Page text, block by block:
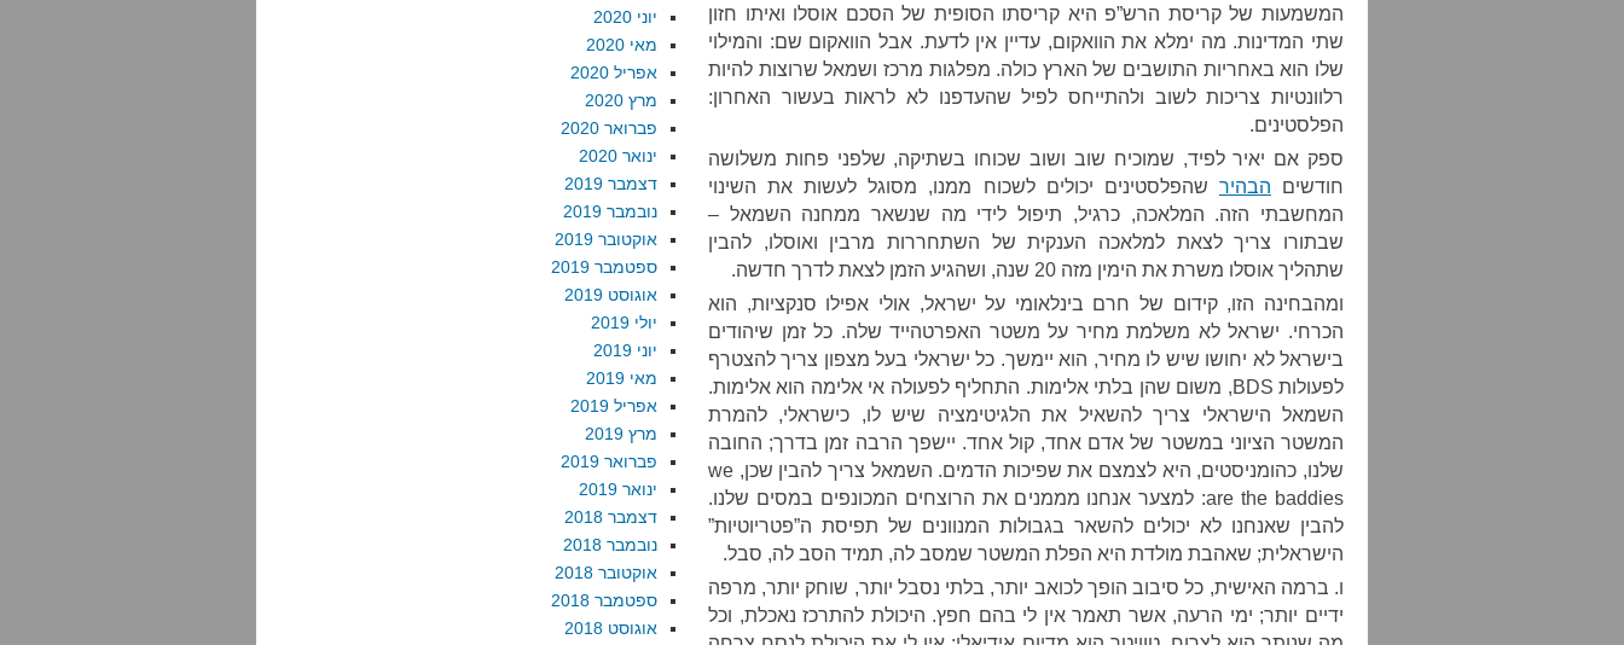
המשמעות של קריסת הרש”פ היא קריסתו הסופית של הסכם אוסלו ואיתו חזון
שתי המדינות. מה ימלא את הוואקום, עדיין אין לדעת. אבל הוואקום שם: והמילוי
שלו הוא באחריות התושבים של הארץ כולה. מפלגות מרכז ושמאל שרוצות להיות
רלוונטיות צריכות לשוב ולהתייחס לפיל שהעדפנו לא לראות בעשור האחרון:
הפלסטינים.
ספק אם יאיר לפיד, שמוכיח שוב ושוב שכוחו בשתיקה, שלפני פחות משלושה
חודשים הבהיר שהפלסטינים יכולים לשכוח ממנו, מסוגל לעשות את השינוי
המחשבתי הזה. המלאכה, כרגיל, תיפול לידי מה שנשאר ממחנה השמאל –
שבתורו צריך לצאת למלאכה הענקית של השתחררות מרבין ואוסלו, להבין
שתהליך אוסלו משרת את הימין מזה 20 שנה, ושהגיע הזמן לצאת לדרך חדשה.
ומהבחינה הזו, קידום של חרם בינלאומי על ישראל, אולי אפילו סנקציות, הוא
הכרחי. ישראל לא משלמת מחיר על משטר האפרטהייד שלה. כל זמן שיהודים
בישראל לא יחושו שיש לו מחיר, הוא יימשך. כל ישראלי בעל מצפון צריך להצטרף
לפעולות BDS, משום שהן בלתי אלימות. התחליף לפעולה אי אלימה הוא אלימות.
השמאל הישראלי צריך להשאיל את הלגיטימציה שיש לו, כישראלי, להמרת
המשטר הציוני במשטר של אדם אחד, קול אחד. יישפך הרבה זמן בדרך; החובה
שלנו, כהומניסטים, היא לצמצם את שפיכות הדמים. השמאל צריך להבין שכן, we
are the baddies: למצער אנחנו מממנים את הרוצחים המכונפים במסים שלנו.
להבין שאנחנו לא יכולים להשאר בגבולות המנוונים של תפיסת ה”פטריוטיות”
הישראלית; שאהבת מולדת היא הפלת המשטר שמסב לה, תמיד הסב לה, סבל.
ו. ברמה האישית, כל סיבוב הופך לכואב יותר, בלתי נסבל יותר, שוחק יותר, מרפה
ידיים יותר; ימי הרעה, אשר תאמר אין לי בהם חפץ. היכולת להתרכז נאכלת, וכל
יוני 2020
מאי 2020
אפריל 2020
מרץ 2020
פברואר 2020
ינואר 2020
דצמבר 2019
נובמבר 2019
אוקטובר 2019
ספטמבר 2019
אוגוסט 2019
יולי 2019
יוני 2019
מאי 2019
אפריל 2019
מרץ 2019
פברואר 2019
ינואר 2019
דצמבר 2018
נובמבר 2018
אוקטובר 2018
ספטמבר 2018
אוגוסט 2018